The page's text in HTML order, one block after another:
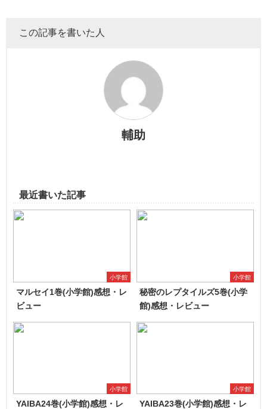
この記事を書いた人
輔助
最近書いた記事
小学館
マルセイ1巻(小学館)感想・レ
ビュー
小学館
秘密のレプタイルズ5巻(小学
館)感想・レビュー
小学館
YAIBA24巻(小学館)感想・レ
小学館
YAIBA23巻(小学館)感想・レ